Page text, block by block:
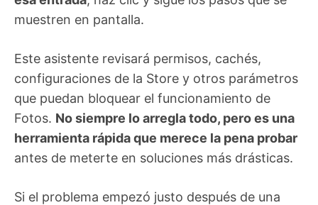
muestren en pantalla.
Este asistente revisará permisos, cachés,
configuraciones de la Store y otros parámetros
que puedan bloquear el funcionamiento de
Fotos. No siempre lo arregla todo, pero es una
herramienta rápida que merece la pena probar
antes de meterte en soluciones más drásticas.
Si el problema empezó justo después de una